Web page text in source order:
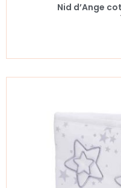
Nid d’Ange